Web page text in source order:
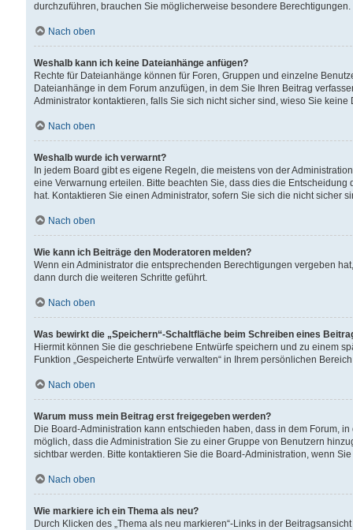
durchzuführen, brauchen Sie möglicherweise besondere
Nach oben
Weshalb kann ich keine Dateianhänge anfügen?
Rechte für Dateianhänge können für Foren, Gruppen und einzelne
Dateianhänge in dem Forum anzufügen, in dem Sie Ihren Beitrag
Administrator kontaktieren, falls Sie sich nicht sicher sind, wieso Sie
Nach oben
Weshalb wurde ich verwarnt?
In jedem Board gibt es eigene Regeln, die meistens von der
eine Verwarnung erteilen. Bitte beachten Sie, dass dies die
hat. Kontaktieren Sie einen Administrator, sofern Sie sich die nicht sicher
Nach oben
Wie kann ich Beiträge den Moderatoren melden?
Wenn ein Administrator die entsprechenden Berechtigungen vergeben
dann durch die weiteren Schritte geführt.
Nach oben
Was bewirkt die „Speichern“-Schaltfläche beim Schreiben eines
Hiermit können Sie die geschriebene Entwürfe speichern und zu einem
Funktion „Gespeicherte Entwürfe verwalten“ in Ihrem persönlichen
Nach oben
Warum muss mein Beitrag erst freigegeben werden?
Die Board-Administration kann entschieden haben, dass in dem Forum,
möglich, dass die Administration Sie zu einer Gruppe von Benutzern
sichtbar werden. Bitte kontaktieren Sie die Board-Administration, wenn
Nach oben
Wie markiere ich ein Thema als neu?
Durch Klicken des „Thema als neu markieren“-Links in der